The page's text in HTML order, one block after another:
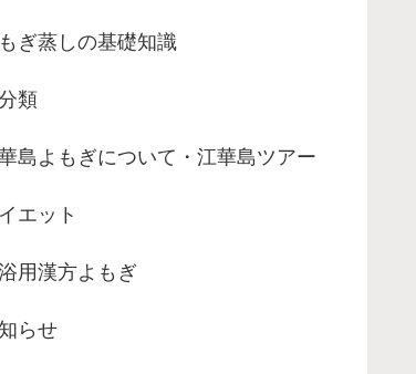
ぎ蒸しの基礎知識
類
島よもぎについて・江華島ツアー
エット
用漢方よもぎ
らせ